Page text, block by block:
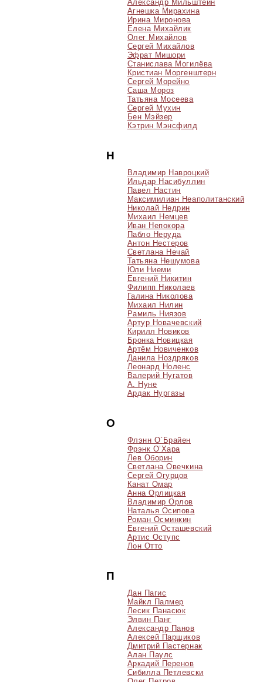
Александр Мильштейн
Агнешка Мирахина
Ирина Миронова
Елена Михайлик
Олег Михайлов
Сергей Михайлов
Эфрат Мишори
Станислава Могилёва
Кристиан Моргенштерн
Сергей Морейно
Саша Мороз
Татьяна Мосеева
Сергей Мухин
Бен Мэйзер
Кэтрин Мэнсфилд
Н
Владимир Навроцкий
Ильдар Насибуллин
Павел Настин
Максимилиан Неаполитанский
Николай Недрин
Михаил Немцев
Иван Непокора
Пабло Неруда
Антон Нестеров
Светлана Нечай
Татьяна Нешумова
Юли Ниеми
Евгений Никитин
Филипп Николаев
Галина Николова
Михаил Нилин
Рамиль Ниязов
Артур Новачевский
Кирилл Новиков
Бронка Новицкая
Артём Новиченков
Данила Ноздряков
Леонард Ноленс
Валерий Нугатов
А. Нуне
Ардак Нургазы
О
Флэнн О`Брайен
Фрэнк О’Хара
Лев Оборин
Светлана Овечкина
Сергей Огурцов
Канат Омар
Анна Орлицкая
Владимир Орлов
Наталья Осипова
Роман Осминкин
Евгений Осташевский
Артис Оступс
Лон Отто
П
Дан Пагис
Майкл Палмер
Лесик Панасюк
Элвин Панг
Александр Панов
Алексей Парщиков
Дмитрий Пастернак
Алан Паулс
Аркадий Перенов
Сибилла Петлевски